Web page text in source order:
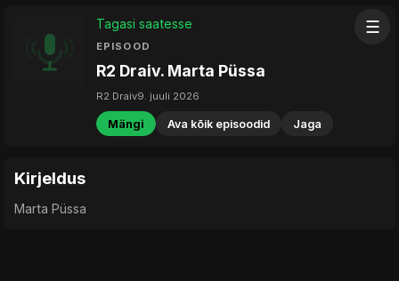
☰
Tagasi saatesse
EPISOOD
R2 Draiv. Marta Püssa
R2 Draiv9. juuli 2026
Mängi Ava kõik episoodid Jaga
Kirjeldus
Marta Püssa